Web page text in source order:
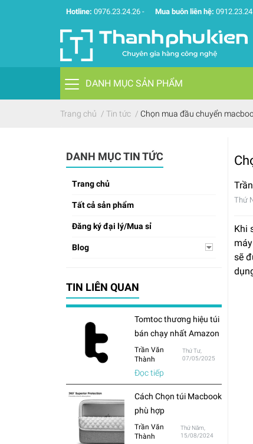
Hotline: 0976.23.24.26 - Mua buôn liên hệ:
DANH MỤC SẢN PHẨM
Trang chủ / Tin tức / Chọn mua đầu chuyển
DANH MỤC TIN TỨC
Trang chủ
Tất cả sản phẩm
Đăng ký đại lý/Mua sỉ
Blog
TIN LIÊN QUAN
Tomtoc thương hiệu túi
bán chạy nhất Amazon
Trần Văn
Thành
Thứ Tư,
07/05/2025
Đọc tiếp
Cách Chọn túi Macbook
phù hợp
Trần Văn
Thành
Thứ Năm,
15/08/2024
Thứ
Khi
sẽ